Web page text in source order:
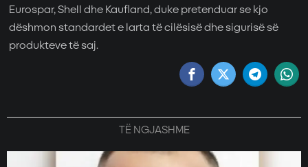
Eurospar, Shell dhe Kaufland, duke pretenduar se kjo
dëshmon standardet e larta të cilësisë dhe sigurisë së
produkteve të saj.
TË NGJASHME